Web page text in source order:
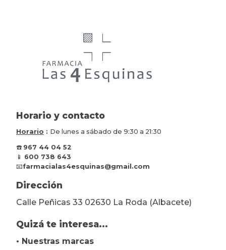
Horario y contacto
Horario : De lunes a sábado de 9:30 a 21:30
☎️ 967 44 04 52
📱 600 738 643
📧farmacialas4esquinas@gmail.com
Dirección
Calle Peñicas 33 02630 La Roda (Albacete)
Quizá te interesa...
• Nuestras marcas